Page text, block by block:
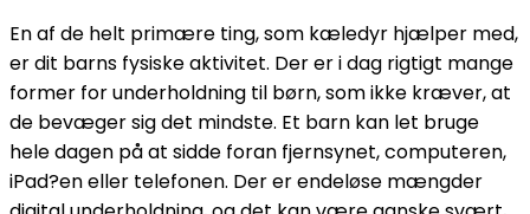
En af de helt primære ting, som kæledyr hjælper med,
er dit barns fysiske aktivitet. Der er i dag rigtigt mange
former for underholdning til børn, som ikke kræver, at
de bevæger sig det mindste. Et barn kan let bruge
hele dagen på at sidde foran fjernsynet, computeren,
iPad?en eller telefonen. Der er endeløse mængder